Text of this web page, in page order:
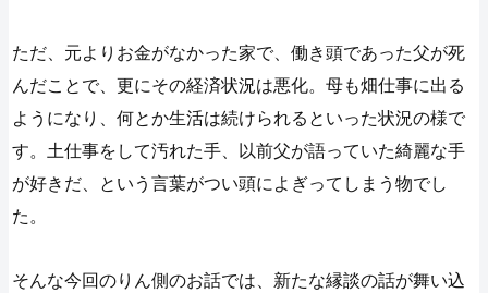
ただ、元よりお金がなかった家で、働き頭であった父が死
んだことで、更にその経済状況は悪化。母も畑仕事に出る
ようになり、何とか生活は続けられるといった状況の様で
す。土仕事をして汚れた手、以前父が語っていた綺麗な手
が好きだ、という言葉がつい頭によぎってしまう物でし
た。
そんな今回のりん側のお話では、新たな縁談の話が舞い込